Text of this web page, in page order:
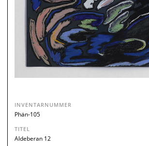
INVENTARNUMMER
Phän-105
TITEL
Aldeberan 12